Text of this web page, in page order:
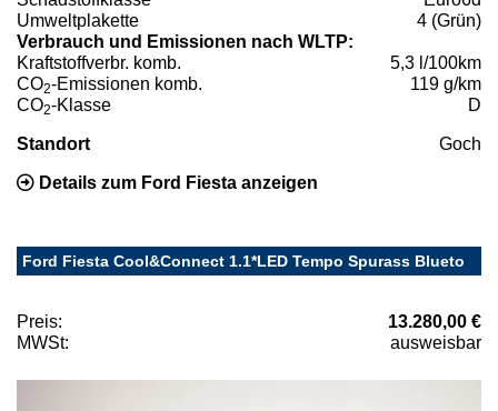
Umweltplakette
4 (Grün)
Verbrauch und Emissionen nach WLTP:
Kraftstoffverbr. komb.
5,3 l/100km
CO2-Emissionen komb.
119 g/km
CO2-Klasse D
Standort Goch
Details zum Ford Fiesta anzeigen
Ford Fiesta Cool&Connect 1.1*LED Tempo Spurass Blueto
Preis:
13.280,00 €
MWSt:
ausweisbar